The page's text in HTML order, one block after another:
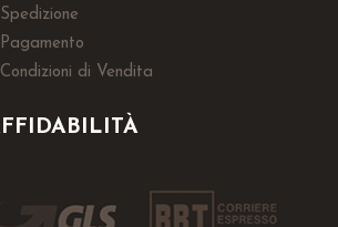
Spedizione
Pagamento
Condizioni di Vendita